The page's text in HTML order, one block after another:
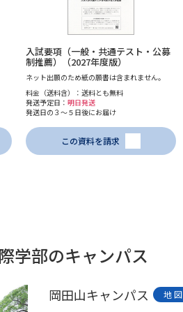
入試要項（一般・共通テスト・公募
制推薦）（2027年度版）
ネット出願のため紙の願書は含まれません。
料金（送料含）：送料とも無料
発送予定日： 明日発送
発送日の３～５日後にお届け
この資料を請求
学部のキャンパス
岡田山キャンパス 地 図